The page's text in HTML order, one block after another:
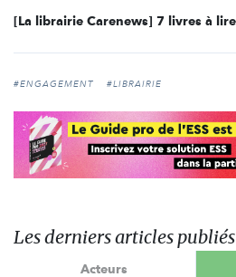
#ENGAGEMENT #LIBRAIRIE
Les derniers articles publiés
Acteurs